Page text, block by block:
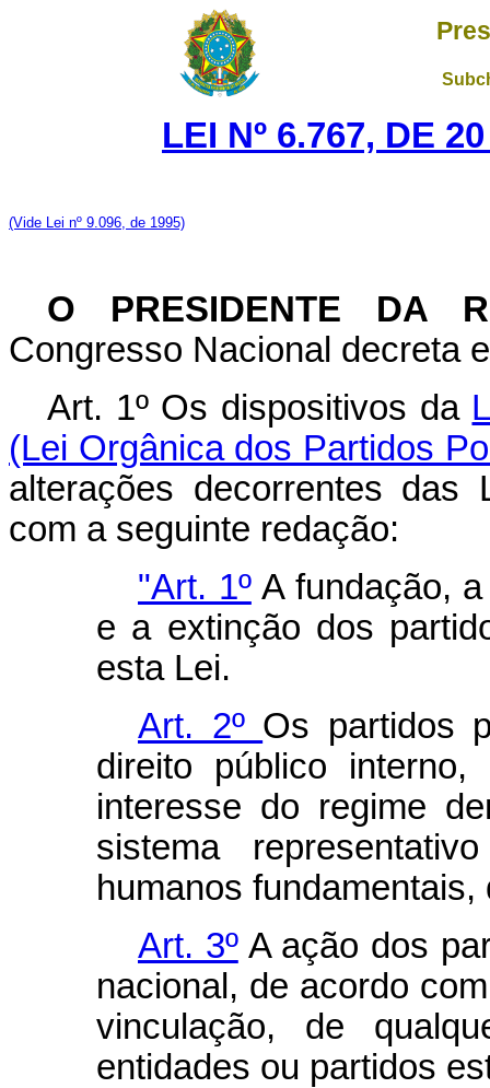
LEI Nº 6.767, DE
(Vide Lei nº 9.096, de 1995)
O PRESIDENTE DA
Congresso Nacional decreta
Art. 1º Os dispositivos da
(Lei Orgânica dos Partidos
alterações decorrentes das
com a seguinte redação:
"Art. 1ºA fundação, a
e a extinção dos
esta Lei.
Art. 2º Os partidos
direito público
interesse do regime
sistema
humanos
Art. 3ºA ação dos
nacional, de acordo
vinculação, de
entidades ou partidos